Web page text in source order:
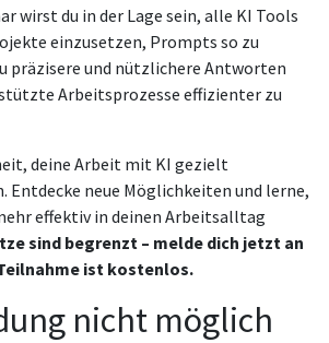
wirst du in der Lage sein, alle KI Tools
einzusetzen, Prompts so zu
präzisere und nützlichere Antworten
Arbeitsprozesse effizienter zu
deine Arbeit mit KI gezielt
Entdecke neue Möglichkeiten und lerne,
effektiv in deinen Arbeitsalltag
sind begrenzt – melde dich jetzt an
ist kostenlos.
nicht möglich